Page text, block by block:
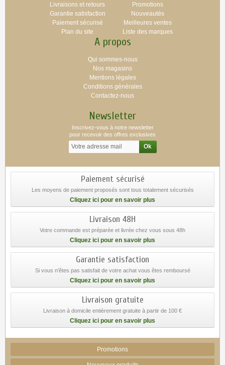
Livraisons et retours
Garantie satisfaction
Paiement sécurisé
Plan du site
Promotions
Nouveautés
Meilleures ventes
Liste des marques
A propos
Qui sommes-nous
Nos magasins
Mentions légales
Conditions générales
Contactez-nous
Newsletter
Inscrivez-vous à notre newsletter
pour recevoir des offres exclusives
Paiement sécurisé
Les moyens de paiement proposés sont tous totalement sécurisés
Cliquez ici pour en savoir plus
Livraison 48H
Votre commande est préparée et livrée chez vous sous 48h
Cliquez ici pour en savoir plus
Garantie satisfaction
Si vous n'êtes pas satisfait de votre achat vous êtes remboursé
Cliquez ici pour en savoir plus
Livraison gratuite
Livraison à domicile entièrement gratuite à partir de 100 €
Cliquez ici pour en savoir plus
Promotions